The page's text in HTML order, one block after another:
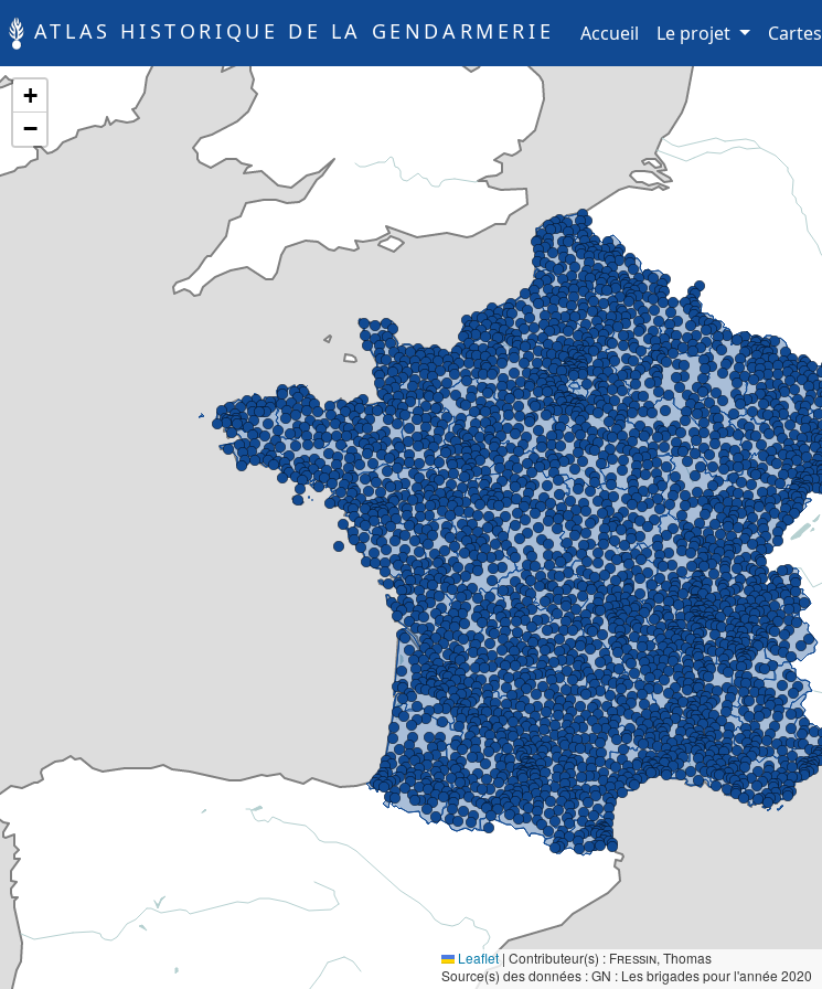
ATLAS HISTORIQUE DE LA GENDARMERIE Accueil (current)
Le projet Cartes
+
−
Leaflet | Contributeur(s) : Fressin, Thomas
Source(s) des données : GN : Les brigades pour l'année 2020